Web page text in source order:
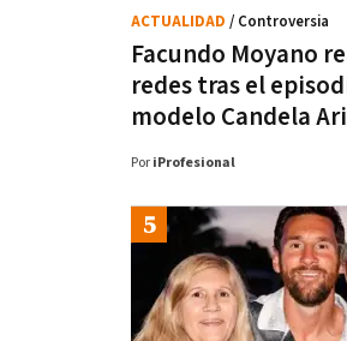
Facundo Moyano
redes tras el
modelo Candela
ACTUALIDAD / Controversia
Por iProfesional